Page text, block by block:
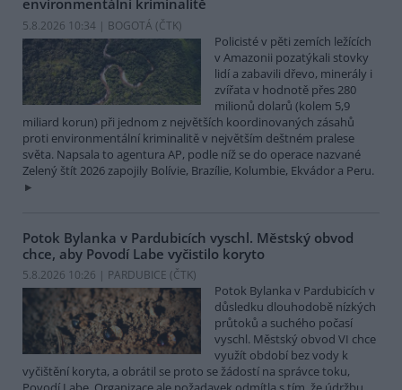
environmentální kriminalitě
5.8.2026 10:34 | BOGOTÁ (ČTK)
Policisté v pěti zemích ležících
v Amazonii pozatýkali stovky
lidí a zabavili dřevo, minerály i
zvířata v hodnotě přes 280
milionů dolarů (kolem 5,9
miliard korun) při jednom z největších koordinovaných zásahů
proti environmentální kriminalitě v největším deštném pralese
světa. Napsala to agentura AP, podle níž se do operace nazvané
Zelený štít 2026 zapojily Bolívie, Brazílie, Kolumbie, Ekvádor a Peru.
Potok Bylanka v Pardubicích vyschl. Městský obvod
chce, aby Povodí Labe vyčistilo koryto
5.8.2026 10:26 | PARDUBICE (ČTK)
Potok Bylanka v Pardubicích v
důsledku dlouhodobě nízkých
průtoků a suchého počasí
vyschl. Městský obvod VI chce
využít období bez vody k
vyčištění koryta, a obrátil se proto se žádostí na správce toku,